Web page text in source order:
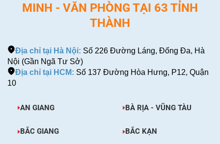
MINH - VĂN PHÒNG TẠI 63 TỈNH
THÀNH
Địa chỉ tại Hà Nội: Số 226 Đường Láng, Đống Đa, Hà
Nội (Gần Ngã Tư Sở)
Địa chỉ tại HCM: Số 137 Đường Hòa Hưng, P12, Quận
10
AN GIANG BÀ RỊA - VŨNG TÀU
BẮC GIANG BẮC KẠN